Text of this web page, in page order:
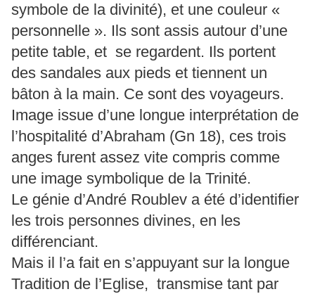
symbole de la divinité), et une couleur «
personnelle ». Ils sont assis autour d’une
petite table, et se regardent. Ils portent
des sandales aux pieds et tiennent un
bâton à la main. Ce sont des voyageurs.
Image issue d’une longue interprétation de
l’hospitalité d’Abraham (Gn 18), ces trois
anges furent assez vite compris comme
une image symbolique de la Trinité.
Le génie d’André Roublev a été d’identifier
les trois personnes divines, en les
différenciant.
Mais il l’a fait en s’appuyant sur la longue
Tradition de l’Eglise, transmise tant par